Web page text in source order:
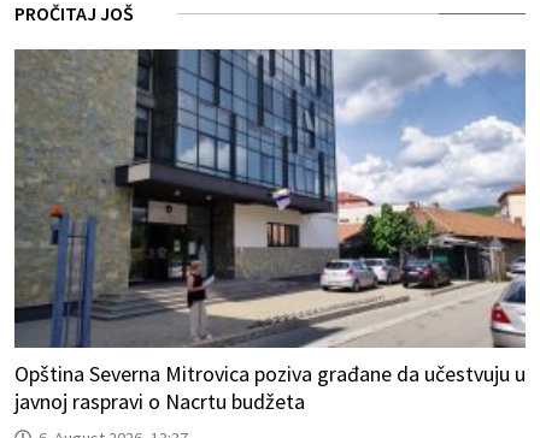
PROČITAJ JOŠ
Opština Severna Mitrovica poziva građane da učestvuju u
javnoj raspravi o Nacrtu budžeta